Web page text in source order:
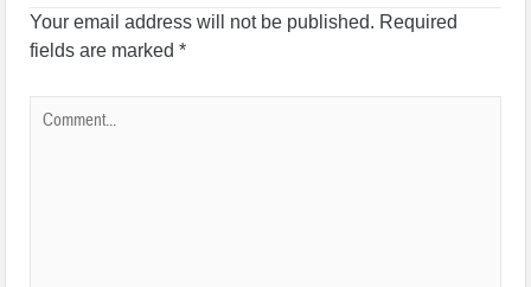
Your email address will not be published. Required
fields are marked*